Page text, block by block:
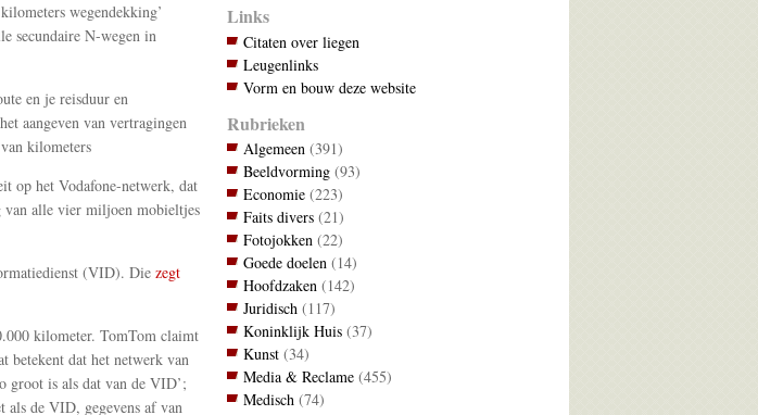
wegendekking’
secundaire N-wegen in
en je reisduur en
aangeven van vertragingen
kilometers
op het Vodafone-netwerk, dat
van alle vier miljoen mobieltjes
(VID). Die zegt
kilometer. TomTom claimt
betekent dat het netwerk van
groot is als dat van de VID’;
de VID, gegevens af van
Links
Citaten over liegen
Leugenlinks
Vorm en bouw deze website
Rubrieken
Algemeen(391)
Beeldvorming(93)
Economie(223)
Faits divers(21)
Fotojokken(22)
Goede doelen(14)
Hoofdzaken(142)
Juridisch(117)
Koninklijk Huis(37)
Kunst(34)
Media & Reclame(455)
Medisch(74)